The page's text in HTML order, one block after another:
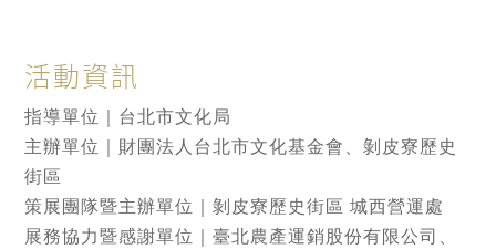
活動資訊
指導單位｜台北市文化局
主辦單位｜財團法人台北市文化基金會、剝皮寮歷史
街區
策展團隊暨主辦單位｜剝皮寮歷史街區 城西營運處
展務協力暨感謝單位｜臺北農產運銷股份有限公司、